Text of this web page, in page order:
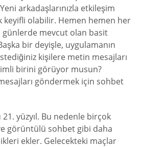
arkadaşlarınızla etkileşim
keyifli olabilir. Hemen hemen her
günlerde mevcut olan basit
bir deyişle, uygulamanın
kişilere metin mesajları
birini görüyor musun?
göndermek için sohbet
yüzyıl. Bu nedenle birçok
görüntülü sohbet gibi daha
ekler. Gelecekteki maçlar